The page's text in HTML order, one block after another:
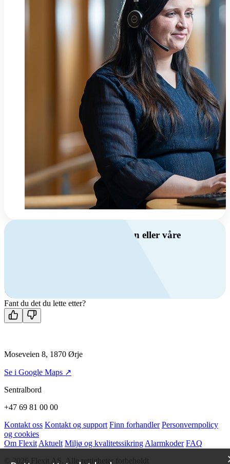
Har du spørsmål om ventilasjon eller våre
Kontakt oss
Fant du det du lette etter?
Moseveien 8, 1870 Ørje
Se i Google Maps ↗
Sentralbord
+47 69 81 00 00
Kontakt oss Kontakt og support Finn forhandler Personvernpolicy
og cookies
Om Flexit Aktuelt Miljø og kvalitetssikring Alarmkoder FAQ
© 2026 Flexit AS. Alle rettigheter forbeholdt